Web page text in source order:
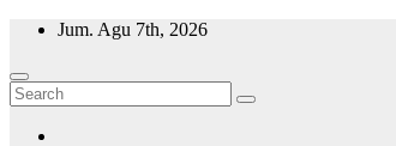
Skip
content
Jum. Agu 7th, 2026
Wajah Batam
CCTV nya kota Batam